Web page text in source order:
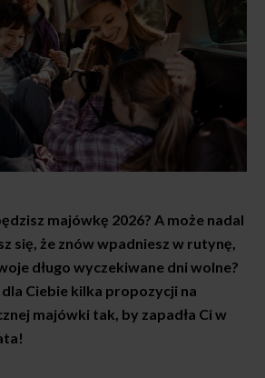
majówkę 2026? A może nadal
się, że znów wpadniesz w rutynę,
długo wyczekiwane dni wolne?
Ciebie kilka propozycji na
majówki tak, by zapadła Ci w